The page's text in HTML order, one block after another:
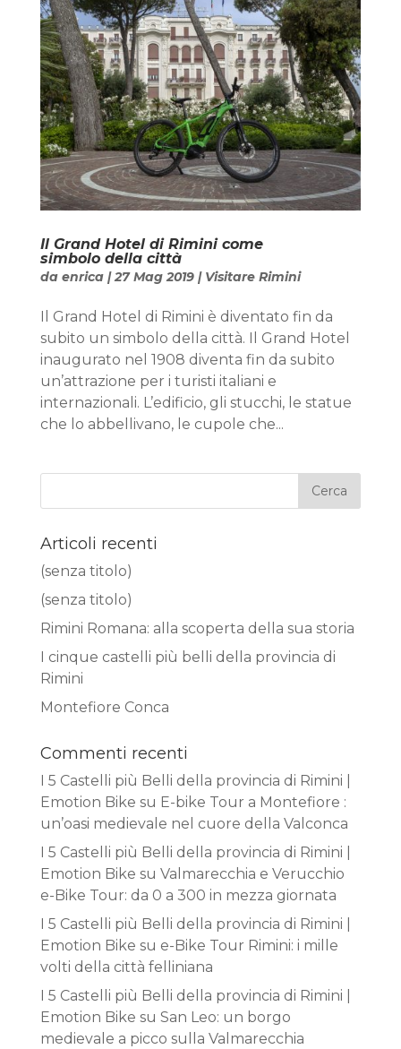
Il Grand Hotel di Rimini come
simbolo della città
da enrica|27 Mag 2019| Visitare Rimini
Il Grand Hotel di Rimini è diventato fin da
subito un simbolo della città. Il Grand Hotel
inaugurato nel 1908 diventa fin da subito
un’attrazione per i turisti italiani e
internazionali. L’edificio, gli stucchi, le statue
che lo abbellivano, le cupole che...
Articoli recenti
(senza titolo)
(senza titolo)
Rimini Romana: alla scoperta della sua storia
I cinque castelli più belli della provincia di
Rimini
Montefiore Conca
Commenti recenti
I 5 Castelli più Belli della provincia di Rimini |
Emotion Bike su E-bike Tour a Montefiore :
un’oasi medievale nel cuore della Valconca
I 5 Castelli più Belli della provincia di Rimini |
Emotion Bike su Valmarecchia e Verucchio
e-Bike Tour: da 0 a 300 in mezza giornata
I 5 Castelli più Belli della provincia di Rimini |
Emotion Bike su e-Bike Tour Rimini: i mille
volti della città felliniana
I 5 Castelli più Belli della provincia di Rimini |
Emotion Bike su San Leo: un borgo
medievale a picco sulla Valmarecchia